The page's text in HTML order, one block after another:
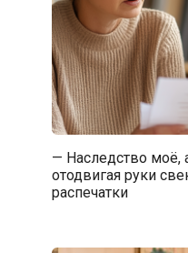
— Наследство моё,
отодвигая руки
распечатки